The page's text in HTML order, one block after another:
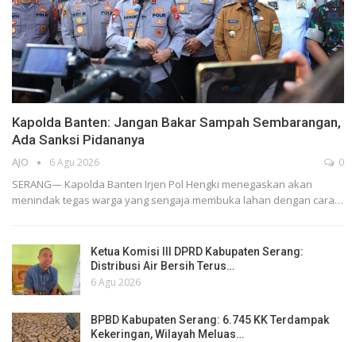
Kapolda Banten: Jangan Bakar Sampah Sembarangan,
Ada Sanksi Pidananya
AJO 6 Agu 2026 0
SERANG— Kapolda Banten Irjen Pol Hengki menegaskan akan
menindak tegas warga yang sengaja membuka lahan dengan cara…
Ketua Komisi III DPRD Kabupaten Serang:
Distribusi Air Bersih Terus…
6 Agu 2026
BPBD Kabupaten Serang: 6.745 KK Terdampak
Kekeringan, Wilayah Meluas…